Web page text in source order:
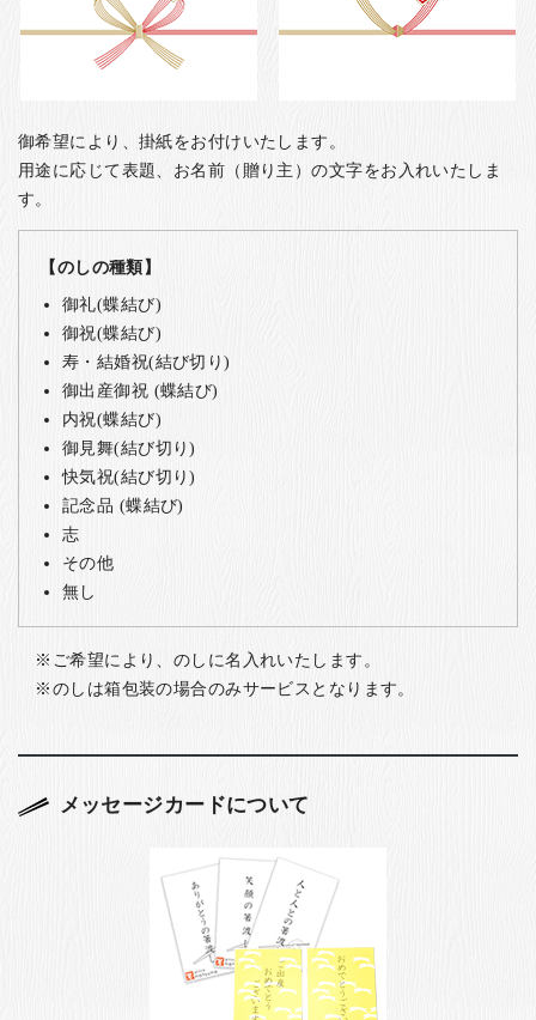
御希望により、掛紙をお付けいたします。
用途に応じて表題、お名前（贈り主）の文字をお入れいたしま
す。
【のしの種類】
御礼(蝶結び)
御祝(蝶結び)
寿・結婚祝(結び切り)
御出産御祝 (蝶結び)
内祝(蝶結び)
御見舞(結び切り)
快気祝(結び切り)
記念品 (蝶結び)
志
その他
無し
ご希望により、のしに名入れいたします。
のしは箱包装の場合のみサービスとなります。
メッセージカードについて